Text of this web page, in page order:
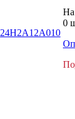
24H2A12A010
На
0